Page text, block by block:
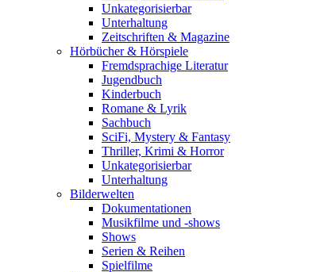
Unkategorisierbar
Unterhaltung
Zeitschriften & Magazine
Hörbücher & Hörspiele
Fremdsprachige Literatur
Jugendbuch
Kinderbuch
Romane & Lyrik
Sachbuch
SciFi, Mystery & Fantasy
Thriller, Krimi & Horror
Unkategorisierbar
Unterhaltung
Bilderwelten
Dokumentationen
Musikfilme und -shows
Shows
Serien & Reihen
Spielfilme